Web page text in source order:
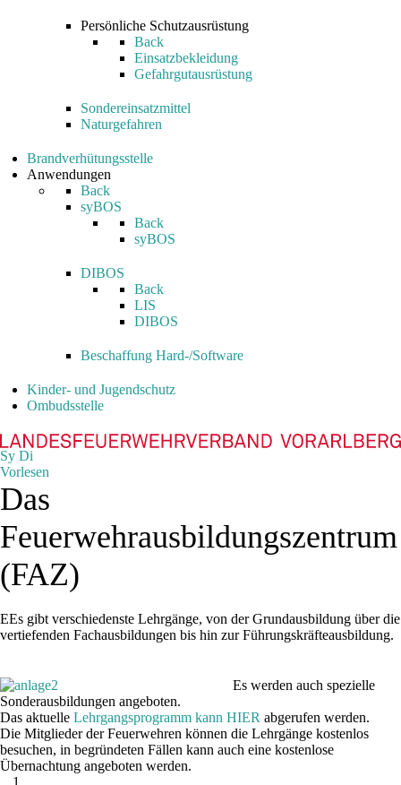
Persönliche Schutzausrüstung
Back
Einsatzbekleidung
Gefahrgutausrüstung
Sondereinsatzmittel
Naturgefahren
Brandverhütungsstelle
Anwendungen
Back
syBOS
Back
syBOS
DIBOS
Back
LIS
DIBOS
Beschaffung Hard-/Software
Kinder- und Jugendschutz
Ombudsstelle
Sy Di
Vorlesen
Das
Feuerwehrausbildungszentrum
(FAZ)
EEs gibt verschiedenste Lehrgänge, von der Grundausbildung über die
vertiefenden Fachausbildungen bis hin zur Führungskräfteausbildung.
Es werden auch spezielle
Sonderausbildungen angeboten.
Das aktuelle Lehrgangsprogramm kann HIER abgerufen werden.
Die Mitglieder der Feuerwehren können die Lehrgänge kostenlos
besuchen, in begründeten Fällen kann auch eine kostenlose
Übernachtung angeboten werden.